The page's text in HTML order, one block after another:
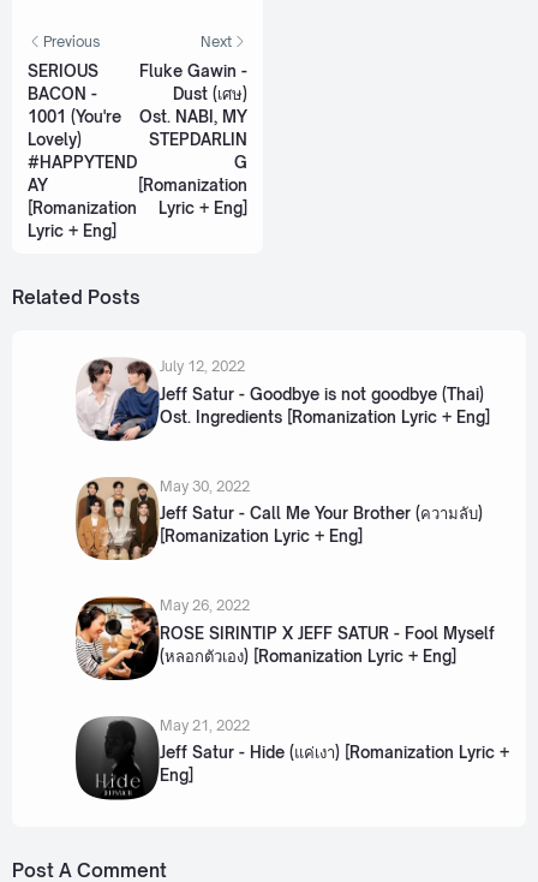
Previous
SERIOUS
BACON -
1001 (You're
Lovely)
#HAPPYTEND
AY
[Romanization
Lyric + Eng]
Next
Fluke Gawin -
Dust (เศษ)
Ost. NABI, MY
STEPDARLIN
G
[Romanization
Lyric + Eng]
Related Posts
July 12, 2022
Jeff Satur - Goodbye is not goodbye (Thai)
Ost. Ingredients [Romanization Lyric + Eng]
May 30, 2022
Jeff Satur - Call Me Your Brother (ความลับ)
[Romanization Lyric + Eng]
May 26, 2022
ROSE SIRINTIP X JEFF SATUR - Fool Myself
(หลอกตัวเอง) [Romanization Lyric + Eng]
May 21, 2022
Jeff Satur - Hide (แค่เงา) [Romanization Lyric +
Eng]
Post A Comment